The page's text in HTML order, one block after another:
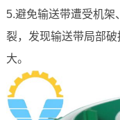
5.避免输送带遭受机
裂，发现输送带局部
大。